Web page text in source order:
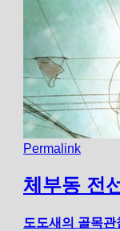
Permalink
체부동 전
도도새의 골목관